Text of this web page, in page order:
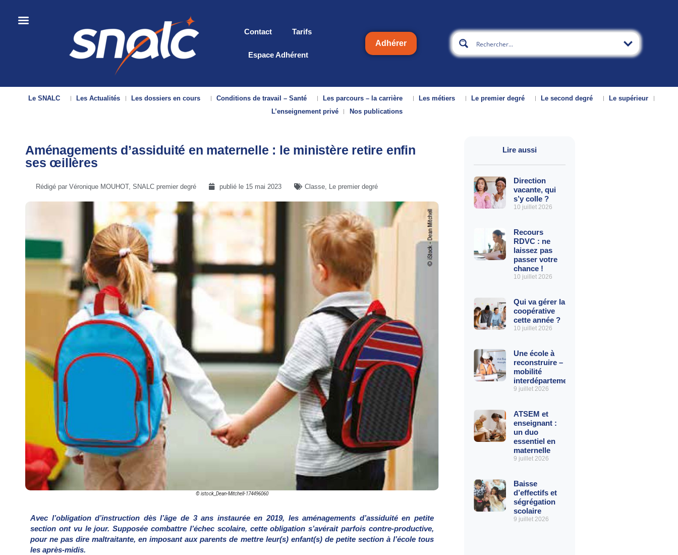
Contact Tarifs
Espace Adhérent
Adhérer
Le SNALC Les Actualités Les dossiers en cours Conditions de travail – Santé Les parcours – la carrière Les métiers Le premier degré Le second degré
Le supérieur
L’enseignement privé
Nos publications
Aménagements d’assiduité en maternelle : le ministère retire enfin
ses œillères
Rédigé par Véronique MOUHOT, SNALC premier degré publié le 15 mai 2023 Classe, Le premier degré
© istock_Dean-Mitchell-174496060
Avec l’obligation d’instruction dès l’âge de 3 ans instaurée en 2019, les aménagements d’assiduité en petite
section ont vu le jour. Supposée combattre l’échec scolaire, cette obligation s’avérait parfois contre-productive,
pour ne pas dire maltraitante, en imposant aux parents de mettre leur(s) enfant(s) de petite section à l’école tous
les après-midis.
Lire aussi
Direction
vacante, qui
s’y colle ?
10 juillet 2026
Recours
RDVC : ne
laissez pas
passer votre
chance !
10 juillet 2026
Qui va gérer la
coopérative
cette année ?
10 juillet 2026
Une école à
reconstruire – La
mobilité
interdépartementale
9 juillet 2026
ATSEM et
enseignant :
un duo
essentiel en
maternelle
9 juillet 2026
Baisse
d’effectifs et
ségrégation
scolaire
9 juillet 2026